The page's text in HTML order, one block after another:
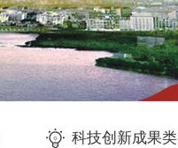
科技创新成果类